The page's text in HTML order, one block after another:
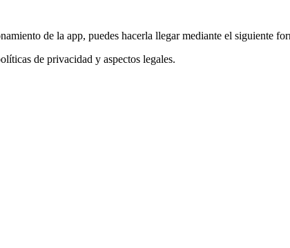
de la app, puedes hacerla llegar mediante el siguiente
de privacidad y aspectos legales.